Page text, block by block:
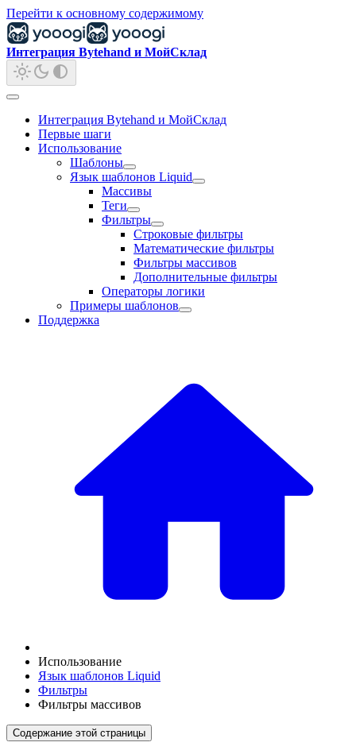
Перейти к основному содержимому
Интеграция Bytehand и МойСклад
Интеграция Bytehand и МойСклад
Первые шаги
Использование
Шаблоны
Язык шаблонов Liquid
Массивы
Теги
Фильтры
Строковые фильтры
Математические фильтры
Фильтры массивов
Дополнительные фильтры
Операторы логики
Примеры шаблонов
Поддержка
Использование
Язык шаблонов Liquid
Фильтры
Фильтры массивов
Содержание этой страницы